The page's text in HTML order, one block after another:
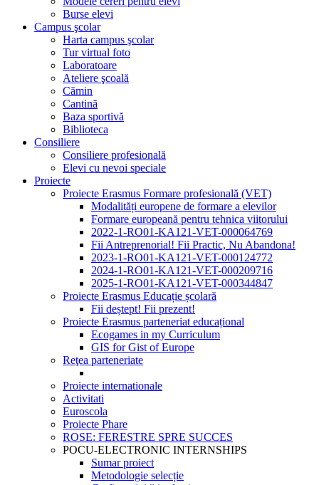
Burse elevi
Campus şcolar
Harta campus şcolar
Tur virtual foto
Laboratoare
Ateliere şcoală
Cămin
Cantină
Baza sportivă
Biblioteca
Consiliere
Consiliere profesională
Elevi cu nevoi speciale
Proiecte
Proiecte Erasmus Formare profesională (VET)
Modalități europene de formare a elevilor
Formare europeană pentru tehnica viitorului
2022-1-RO01-KA121-VET-000064769
Fii Antreprenorial! Fii Practic, Nu Abandona!
2023-1-RO01-KA121-VET-000124772
2024-1-RO01-KA121-VET-000209716
2025-1-RO01-KA121-VET-000344847
Proiecte Erasmus Educație școlară
Fii deștept! Fii prezent!
Proiecte Erasmus parteneriat educațional
Ecogames in my Curriculum
GIS for Gist of Europe
Reţea parteneriate
Proiecte internationale
Activitati
Euroscola
Proiecte Phare
ROSE: FERESTRE SPRE SUCCES
POCU-ELECTRONIC INTERNSHIPS
Sumar proiect
Metodologie selecție